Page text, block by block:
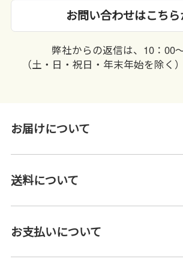
お問い合わせはこちら
弊社からの返信は、10：00
（土・日・祝日・年末年始を除く
お届けについて
送料について
お支払いについて